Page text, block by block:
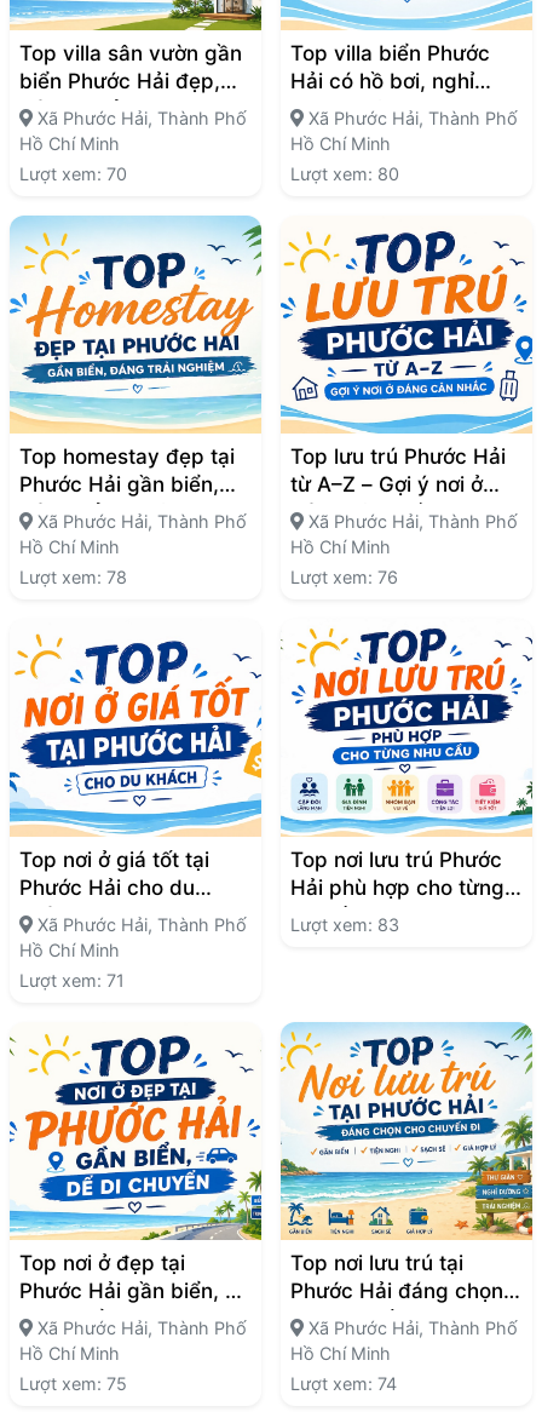
Top villa sân vườn gần
biển Phước Hải đẹp,
đáng nghỉ dưỡng
Xã Phước Hải, Thành Phố
Hồ Chí Minh
Lượt xem: 70
Top villa biển Phước
Hải có hồ bơi, nghỉ
dưỡng riêng tư
Xã Phước Hải, Thành Phố
Hồ Chí Minh
Lượt xem: 80
Top homestay đẹp tại
Phước Hải gần biển,
đáng trải nghiệm
Xã Phước Hải, Thành Phố
Hồ Chí Minh
Lượt xem: 78
Top lưu trú Phước Hải
từ A–Z – Gợi ý nơi ở
đáng cân nhắc
Xã Phước Hải, Thành Phố
Hồ Chí Minh
Lượt xem: 76
Top nơi ở giá tốt tại
Phước Hải cho du
khách
Xã Phước Hải, Thành Phố
Hồ Chí Minh
Lượt xem: 71
Top nơi lưu trú Phước
Hải phù hợp cho từng
nhu cầu
Lượt xem: 83
Top nơi ở đẹp tại
Phước Hải gần biển, dễ
di chuyển
Xã Phước Hải, Thành Phố
Hồ Chí Minh
Lượt xem: 75
Top nơi lưu trú tại
Phước Hải đáng chọn
cho chuyến đi
Xã Phước Hải, Thành Phố
Hồ Chí Minh
Lượt xem: 74